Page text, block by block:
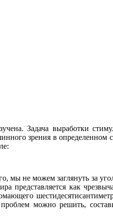
Задача выработки
зрения в
не можем заглянуть за
представляется как
можно решить,